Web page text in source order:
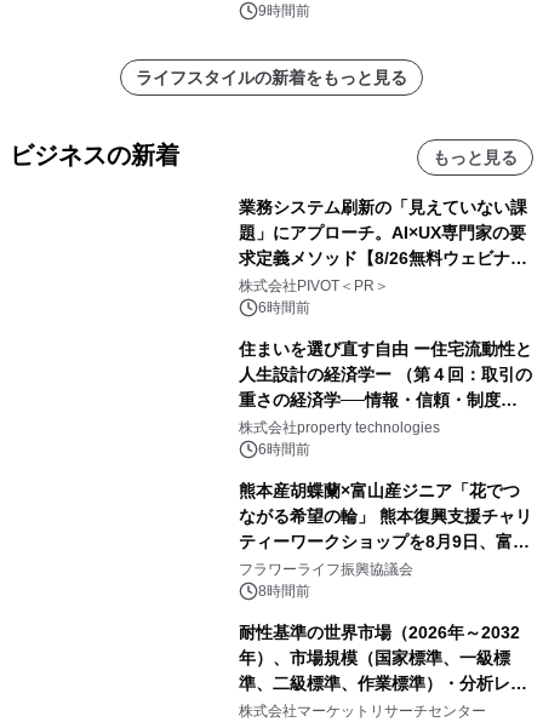
9時間前
ライフスタイルの新着をもっと見る
ビジネスの新着 もっと見る
業務システム刷新の「見えていない課
題」にアプローチ。AI×UX専門家の要
求定義メソッド【8/26無料ウェビナ
ー】株式会社PIVOT
株式会社PIVOT＜PR＞
6時間前
住まいを選び直す自由 ー住宅流動性と
人生設計の経済学ー （第４回：取引の
重さの経済学──情報・信頼・制度を
PropTechはどう組み替えるか）｜
PropTech-Lab
株式会社property technologies
6時間前
熊本産胡蝶蘭×富山産ジニア「花でつ
ながる希望の輪」 熊本復興支援チャリ
ティーワークショップを8月9日、富
山・射水で開催
フラワーライフ振興協議会
8時間前
耐性基準の世界市場（2026年～2032
年）、市場規模（国家標準、一級標
準、二級標準、作業標準）・分析レポ
ートを発表
株式会社マーケットリサーチセンター